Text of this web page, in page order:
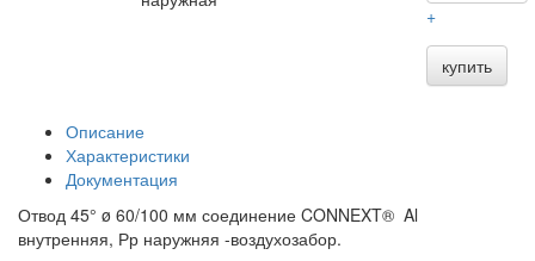
+
купить
Описание
Характеристики
Документация
Отвод 45° ø 60/100 мм соединение CONNEXT® Al
внутренняя, Рр наружняя -воздухозабор.